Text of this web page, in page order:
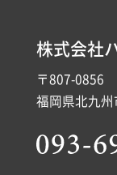
株式会社
〒807-0856
福岡県北九